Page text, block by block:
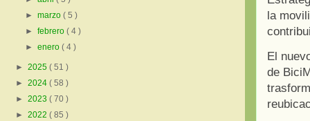
la
El
de
►marzo( 5 )
►febrero( 4 )
►enero( 4 )
► 2025 ( 51 )
► 2024 ( 58 )
► 2023 ( 70 )
► 2022 ( 85 )